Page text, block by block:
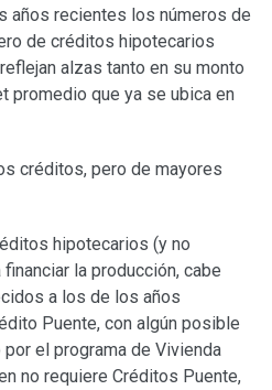
años recientes los números de
de créditos hipotecarios
alzas tanto en su monto
promedio que ya se ubica en
créditos, pero de mayores
hipotecarios (y no
la producción, cabe
a los de los años
Puente, con algún posible
el programa de Vivienda
no requiere Créditos Puente,